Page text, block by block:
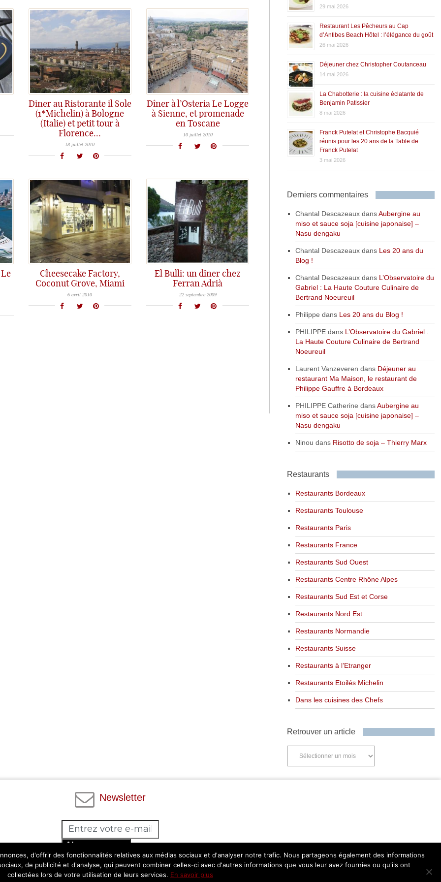
Diner au Ristorante il Sole
(1*Michelin) à Bologne
(Italie) et petit tour à
Florence…
Après le premier post sur notre passage à Sienne en Italie le mois dernier, nous continuons aujourd'hui vers la superbe
18 juillet 2010
Dîner à l’Osteria Le Logge
à Sienne, et promenade
en Toscane
En juin, nous avons eu la chance de faire une petite virée en Toscane...On a eu un coup de coeur
10 juillet 2010
Cheesecake Factory,
Coconut Grove, Miami
Aujourd'hui, chez Assiettes Gourmandes, pas de repas chez un gastro, mais un post pour le fun...et les gourmand(e)s! Connaissez vous
6 avril 2010
El Bulli: un dîner chez
Ferran Adrià
La nuit dernière, j'ai fait un rêve hors du commun: nous étions allés manger à El Bulli chez Ferran Adrià!!!
22 septembre 2009
29 mai 2026
Restaurant Les Pêcheurs au Cap
d’Antibes Beach Hôtel : l’élégance du goût
26 mai 2026
Déjeuner chez Christopher Coutanceau
14 mai 2026
La Chabotterie : la cuisine éclatante de
Benjamin Patissier
8 mai 2026
Franck Putelat et Christophe Bacquié
réunis pour les 20 ans de la Table de
Franck Putelat
3 mai 2026
Derniers commentaires
Chantal DescazeauxdansAubergine au
miso et sauce soja [cuisine japonaise] –
Nasu dengaku
Chantal Descazeauxdans Les 20 ans du
Blog !
Chantal Descazeauxdans L’Observatoire du
Gabriel : La Haute Couture Culinaire de
Bertrand Noeureuil
Philippe dans Les 20 ans du Blog !
PHILIPPEdans L’Observatoire du Gabriel :
La Haute Couture Culinaire de Bertrand
Noeureuil
Laurent Vanzeveren dans Déjeuner au
restaurant Ma Maison, le restaurant de
Philippe Gauffre à Bordeaux
PHILIPPE Catherine dansAubergine au
miso et sauce soja [cuisine japonaise] –
Nasu dengaku
Ninou dans Risotto de soja – Thierry Marx
Restaurants
Restaurants Bordeaux
Restaurants Toulouse
Restaurants Paris
Restaurants France
Restaurants Sud Ouest
Restaurants Centre Rhône Alpes
Restaurants Sud Est et Corse
Restaurants Nord Est
Restaurants Normandie
Restaurants Suisse
Restaurants à l’Etranger
Restaurants Etoilés Michelin
Dans les cuisines des Chefs
Retrouver un article
Newsletter
Abonnez-vous
Facebook
d'offrir des fonctionnalités relatives aux médias sociaux et d'analyser notre trafic. Nous partageons également des informations
de publicité et d'analyse, qui peuvent combiner celles-ci avec d'autres informations que vous leur avez fournies ou qu'ils ont
collectées lors de votre utilisation de leurs services. En savoir plus